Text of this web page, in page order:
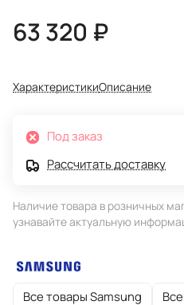
63 320 ₽
ХарактеристикиОписание
Под заказ
Рассчитать доставку
Наличие товара в розничных
узнавайте актуальную
Все товары Samsung